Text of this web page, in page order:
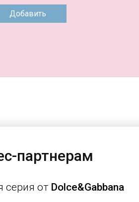
партнерам
серия от Dolce&Gabbana